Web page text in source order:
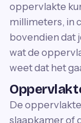
oppervlakte
millimeters, in
bovendien dat
wat de
weet dat het
De
slaapkamer of